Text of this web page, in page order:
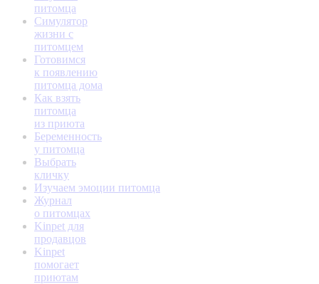
питомца
Симулятор
жизни с
питомцем
Готовимся
к появлению
питомца дома
Как взять
питомца
из приюта
Беременность
у питомца
Выбрать
кличку
Изучаем эмоции питомца
Журнал
о питомцах
Kinpet для
продавцов
Kinpet
помогает
приютам